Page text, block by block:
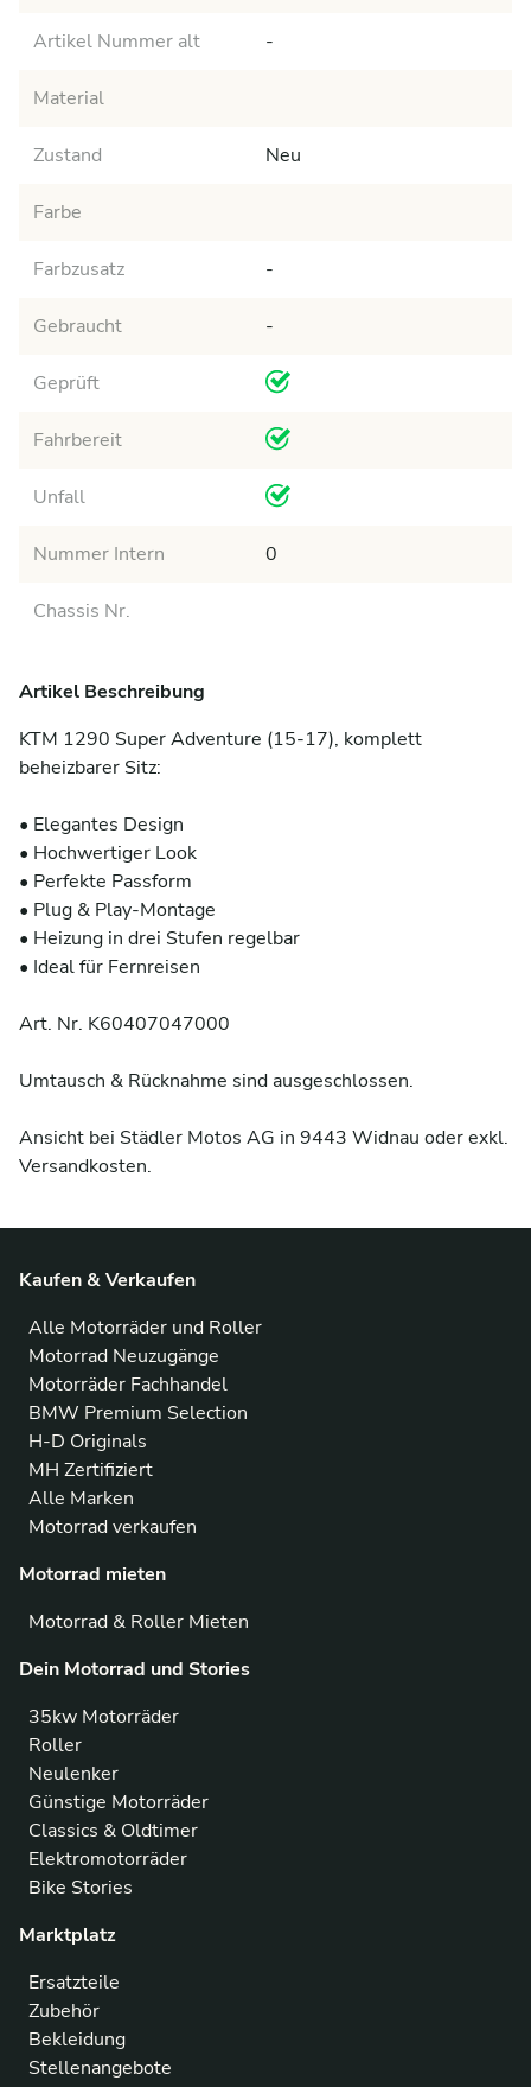
Artikel Nummer alt -
Material
Zustand Neu
Farbe
Farbzusatz -
Gebraucht -
Geprüft
Fahrbereit
Unfall
Nummer Intern 0
Chassis Nr.
Artikel Beschreibung
KTM 1290 Super Adventure (15-17), komplett
beheizbarer Sitz:
• Elegantes Design
• Hochwertiger Look
• Perfekte Passform
• Plug & Play-Montage
• Heizung in drei Stufen regelbar
• Ideal für Fernreisen
Art. Nr. K60407047000
Umtausch & Rücknahme sind ausgeschlossen.
Ansicht bei Städler Motos AG in 9443 Widnau oder exkl.
Versandkosten.
Kaufen & Verkaufen
Alle Motorräder und Roller
Motorrad Neuzugänge
Motorräder Fachhandel
BMW Premium Selection
H-D Originals
MH Zertifiziert
Alle Marken
Motorrad verkaufen
Motorrad mieten
Motorrad & Roller Mieten
Dein Motorrad und Stories
35kw Motorräder
Roller
Neulenker
Günstige Motorräder
Classics & Oldtimer
Elektromotorräder
Bike Stories
Marktplatz
Ersatzteile
Zubehör
Bekleidung
Stellenangebote